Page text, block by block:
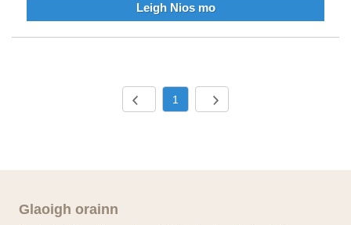
Leigh Nios mo
1
Glaoigh orainn